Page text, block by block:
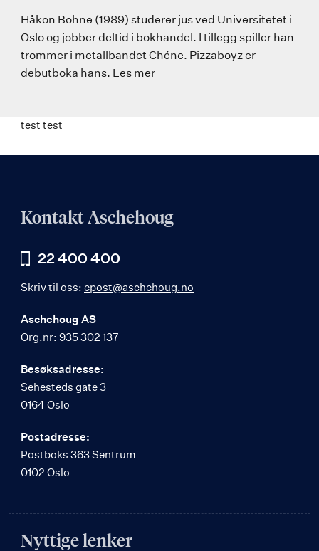
Håkon Bohne (1989) studerer jus ved Universitetet i
Oslo og jobber deltid i bokhandel. I tillegg spiller han
trommer i metallbandet Chéne. Pizzaboyz er
debutboka hans. Les mer
test test
Kontakt Aschehoug
22 400 400
Skriv til oss: epost@aschehoug.no
Aschehoug AS
Org.nr: 935 302 137
Besøksadresse:
Sehesteds gate 3
0164 Oslo
Postadresse:
Postboks 363 Sentrum
0102 Oslo
Nyttige lenker